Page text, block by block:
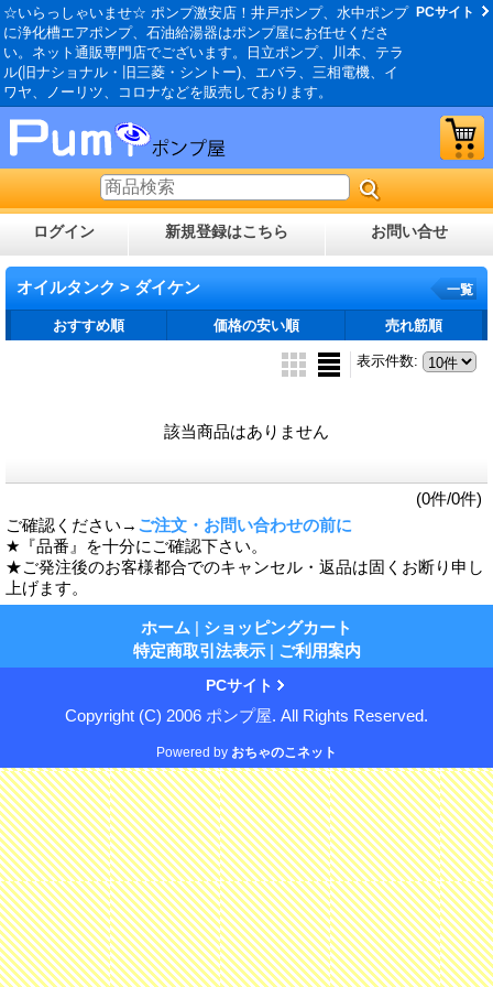
☆いらっしゃいませ☆ ポンプ激安店！井戸ポンプ、水中ポンプ
に浄化槽エアポンプ、石油給湯器はポンプ屋にお任せくださ
い。ネット通販専門店でございます。日立ポンプ、川本、テラ
ル(旧ナショナル・旧三菱・シントー)、エバラ、三相電機、イ
ワヤ、ノーリツ、コロナなどを販売しております。
PCサイト
ログイン 新規登録はこちら お問い合せ
オイルタンク > ダイケン 一覧
おすすめ順 価格の安い順 売れ筋順
表示件数:
該当商品はありません
(0件/0件)
ご確認ください→ ご注文・お問い合わせの前に
★『品番』を十分にご確認下さい。
★ご発注後のお客様都合でのキャンセル・返品は固くお断り申し
上げます。
ホーム | ショッピングカート
特定商取引法表示 | ご利用案内
PCサイト
Copyright (C) 2006 ポンプ屋. All Rights Reserved.
Powered by おちゃのこネット